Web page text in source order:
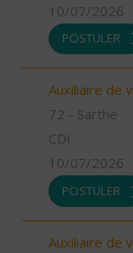
10/07/2026
POSTULER
Auxiliaire de
72 - Sarthe
CDI
10/07/2026
POSTULER
Auxiliaire de